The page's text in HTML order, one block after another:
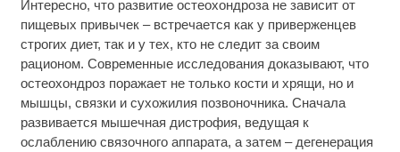
Интересно, что развитие остеохондроза не зависит от
пищевых привычек – встречается как у приверженцев
строгих диет, так и у тех, кто не следит за своим
рационом. Современные исследования доказывают, что
остеохондроз поражает не только кости и хрящи, но и
мышцы, связки и сухожилия позвоночника. Сначала
развивается мышечная дистрофия, ведущая к
ослаблению связочного аппарата, а затем – дегенерация